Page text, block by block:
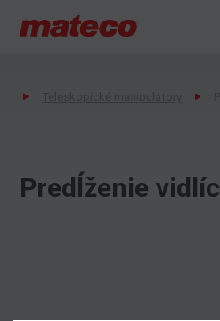
Predĺženie vidlíc